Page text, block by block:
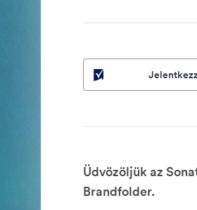
Üdvözöljük az
Brandfolder.